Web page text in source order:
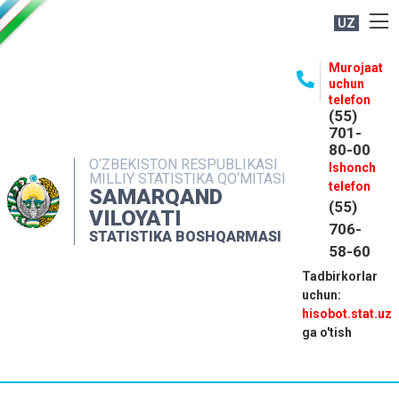
UZ
O‘ZBEKISTON RESPUBLIKASI
MILLIY STATISTIKA QO‘MITASI
SAMARQAND
VILOYATI
STATISTIKA BOSHQARMASI
Murojaat
uchun
telefon
(55)
701-
80-00
Ishonch
telefon
(55)
706-
58-60
Tadbirkorlar
uchun:
hisobot.stat.uz
ga o'tish
MATBUOT XIZMATI
MUROJAATLAR
KONTAKTLAR